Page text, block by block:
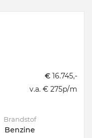
€ 16.745,-
v.a. € 275p/m
Brandstof
Benzine